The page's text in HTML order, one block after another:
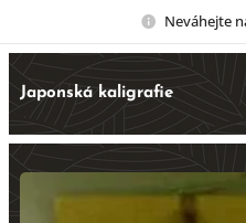
Neváhejte
Japonská kaligrafie